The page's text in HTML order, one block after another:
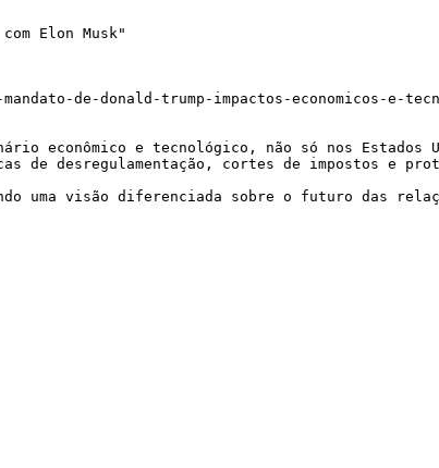
Elon Musk"
de-donald-trump-impactos-economicos-e-
econômico e tecnológico, não só nos Estados